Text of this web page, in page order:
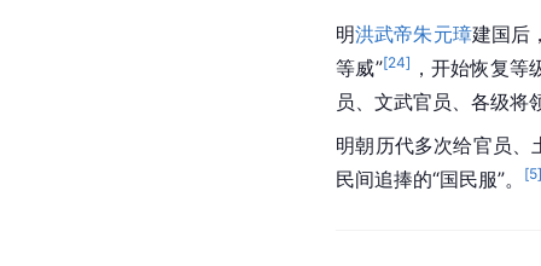
明洪武帝朱元璋建国后
等威”[24] ，开始恢复
员、 文武官员、各级将
明朝历代多次给官员、
民间追捧的“国民服”。
[5